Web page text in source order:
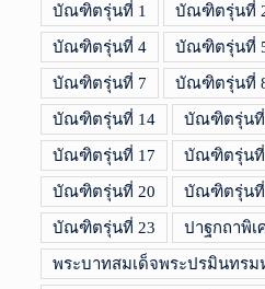
บัณฑิตรุ่นที่ 1 บัณฑิตรุ่นที่
บัณฑิตรุ่นที่ 4 บัณฑิตรุ่นที่
บัณฑิตรุ่นที่ 7 บัณฑิตรุ่นที่
บัณฑิตรุ่นที่ 14 บัณฑิตรุ่นที่
บัณฑิตรุ่นที่ 17 บัณฑิตรุ่นที่
บัณฑิตรุ่นที่ 20 บัณฑิตรุ่นที่
บัณฑิตรุ่นที่ 23 ปาฐกถาพิเ
พระบาทสมเด็จพระปรมินทร